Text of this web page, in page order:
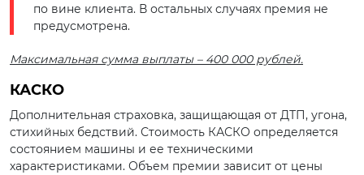
по вине клиента. В остальных случаях премия не
предусмотрена.
Максимальная сумма выплаты – 400 000 рублей.
КАСКО
Дополнительная страховка, защищающая от ДТП, угона,
стихийных бедствий. Стоимость КАСКО определяется
состоянием машины и ее техническими
характеристиками. Объем премии зависит от цены